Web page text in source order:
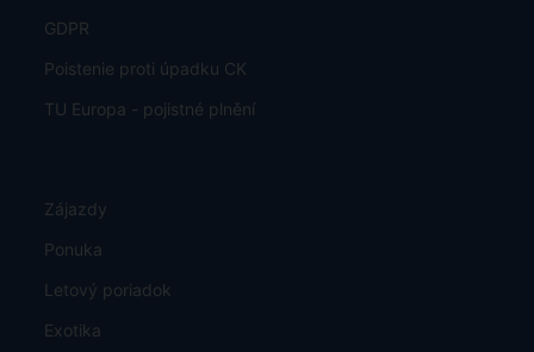
GDPR
Poistenie proti úpadku CK
TU Europa - pojistné plnění
Zájazdy
Ponuka
Letový poriadok
Exotika